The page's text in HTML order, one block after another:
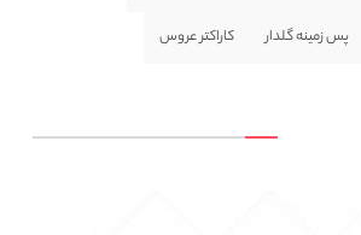
پس زمینه گلدار کاراکتر عروس